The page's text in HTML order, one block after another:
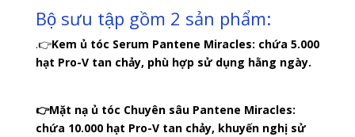
Bộ sưu tập gồm 2 sản phẩm:
.👉Kem ủ tóc Serum Pantene Miracles: chứa 5.000
hạt Pro-V tan chảy, phù hợp sử dụng hằng ngày.
👉Mặt nạ ủ tóc Chuyên sâu Pantene Miracles:
chứa 10.000 hạt Pro-V tan chảy, khuyến nghị sử